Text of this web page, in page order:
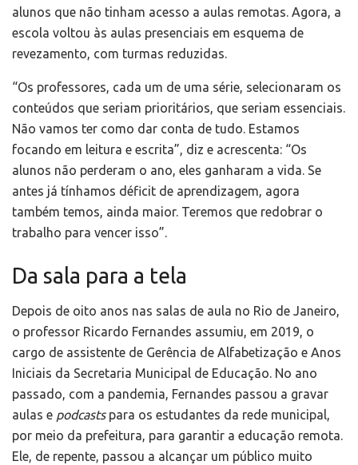
alunos que não tinham acesso a aulas remotas. Agora, a
escola voltou às aulas presenciais em esquema de
revezamento, com turmas reduzidas.
“Os professores, cada um de uma série, selecionaram os
conteúdos que seriam prioritários, que seriam essenciais.
Não vamos ter como dar conta de tudo. Estamos
focando em leitura e escrita”, diz e acrescenta: “Os
alunos não perderam o ano, eles ganharam a vida. Se
antes já tínhamos déficit de aprendizagem, agora
também temos, ainda maior. Teremos que redobrar o
trabalho para vencer isso”.
Da sala para a tela
Depois de oito anos nas salas de aula no Rio de Janeiro,
o professor Ricardo Fernandes assumiu, em 2019, o
cargo de assistente de Gerência de Alfabetização e Anos
Iniciais da Secretaria Municipal de Educação. No ano
passado, com a pandemia, Fernandes passou a gravar
aulas e podcastspara os estudantes da rede municipal,
por meio da prefeitura, para garantir a educação remota.
Ele, de repente, passou a alcançar um público muito